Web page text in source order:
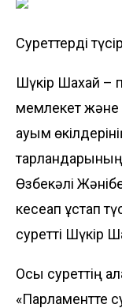
Суреттерді
Шүкір Шахай –
мемлекет және
қауым
тарландарының
Өзбекәлі
кесеқап ұстап
суретті Шүкір
Осы суреттің
«Парламентте